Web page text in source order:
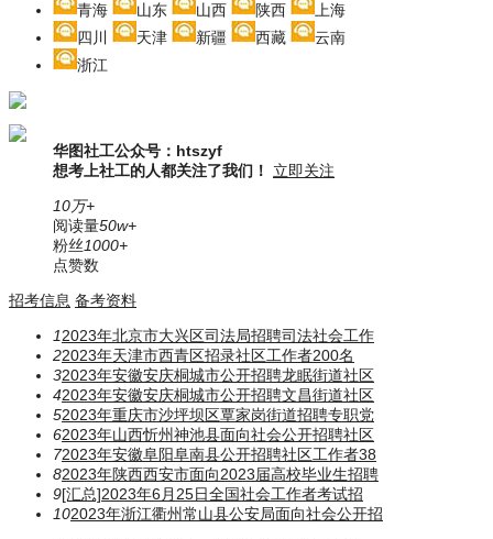
青海
山东 山西 陕西
上海
四川
天津 新疆 西藏
云南
浙江
华图社工公众号：htszyf
想考上社工的人都关注了我们！
立即关注
10万+
阅读量50w+
粉丝1000+
点赞数
招考信息 备考资料
12023年北京市大兴区司法局招聘司法社会工作
22023年天津市西青区招录社区工作者200名
32023年安徽安庆桐城市公开招聘龙眠街道社区
42023年安徽安庆桐城市公开招聘文昌街道社区
52023年重庆市沙坪坝区覃家岗街道招聘专职党
62023年山西忻州神池县面向社会公开招聘社区
72023年安徽阜阳阜南县公开招聘社区工作者38
82023年陕西西安市面向2023届高校毕业生招聘
9[汇总]2023年6月25日全国社会工作者考试招
102023年浙江衢州常山县公安局面向社会公开招